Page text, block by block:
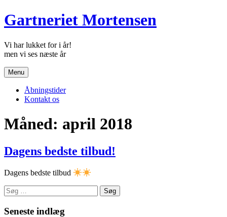
Skip
to
Gartneriet Mortensen
Vi har lukket for i år!
Menu
Åbningstider
Kontakt os
Måned: april 2018
Dagens bedste tilbud!
Dagens bedste tilbud
Søg
efter:
Seneste indlæg